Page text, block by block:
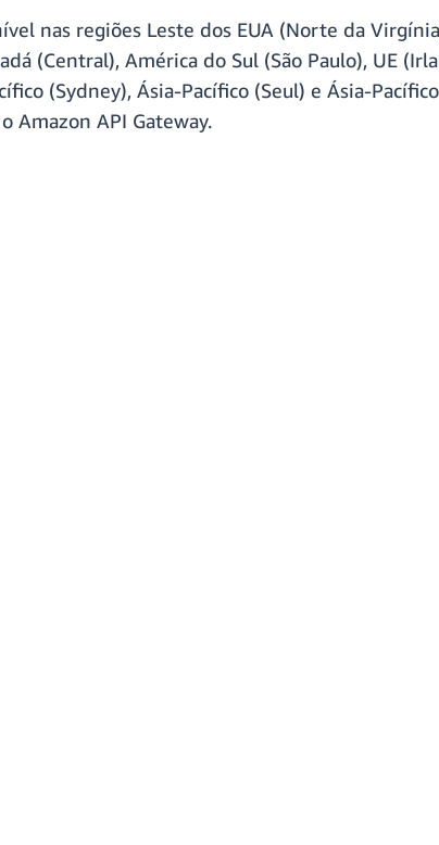
nas regiões Leste dos EUA (Norte da
(Central), América do Sul (São Paulo), UE
(Sydney), Ásia-Pacífico (Seul) e Ásia-
Amazon API Gateway.